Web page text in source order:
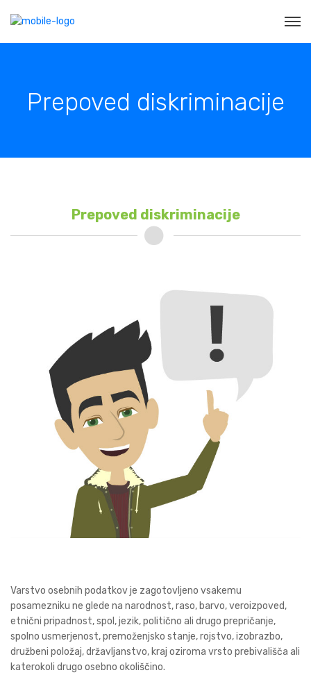
Prepoved diskriminacije
Prepoved diskriminacije
Varstvo osebnih podatkov je zagotovljeno vsakemu
posamezniku ne glede na narodnost, raso, barvo, veroizpoved,
etnični pripadnost, spol, jezik, politično ali drugo prepričanje,
spolno usmerjenost, premoženjsko stanje, rojstvo, izobrazbo,
družbeni položaj, državljanstvo, kraj oziroma vrsto prebivališča ali
katerokoli drugo osebno okoliščino.